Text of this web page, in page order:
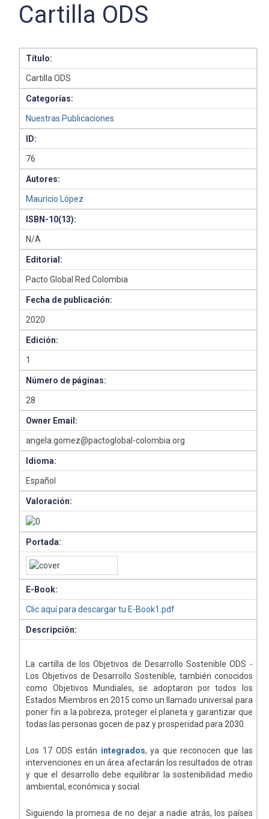
Cartilla ODS
Título:
Cartilla ODS
Categorías:
Nuestras Publicaciones
ID:
76
Autores:
Mauricio López
ISBN-10(13):
N/A
Editorial:
Pacto Global Red Colombia
Fecha de publicación:
2020
Edición:
1
Número de páginas:
28
Owner Email:
angela.gomez@pactoglobal-colombia.org
Idioma:
Español
Valoración:
Portada:
E-Book:
Clic aquí para descargar tu E-Book1.pdf
Descripción:
La cartilla de los Objetivos de Desarrollo Sostenible ODS -
Los Objetivos de Desarrollo Sostenible, también conocidos
como Objetivos Mundiales, se adoptaron por todos los
Estados Miembros en 2015 como un llamado universal para
poner fin a la pobreza, proteger el planeta y garantizar que
todas las personas gocen de paz y prosperidad para 2030.
Los 17 ODS están integrados, ya que reconocen que las
intervenciones en un área afectarán los resultados de otras
y que el desarrollo debe equilibrar la sostenibilidad medio
ambiental, económica y social.
Siguiendo la promesa de no dejar a nadie atrás, los países